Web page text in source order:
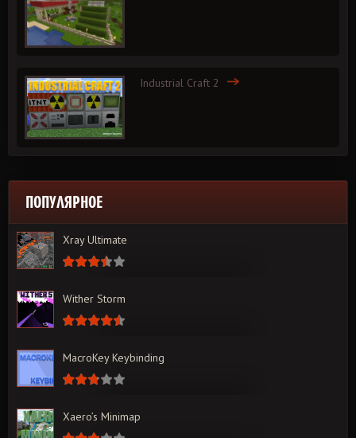
Industrial Craft 2
ПОПУЛЯРНОЕ
Xray Ultimate
Wither Storm
MacroKey Keybinding
Xaero’s Minimap